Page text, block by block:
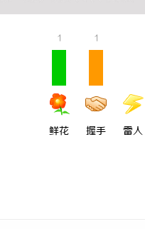
1
鲜花
1
握手 雷人